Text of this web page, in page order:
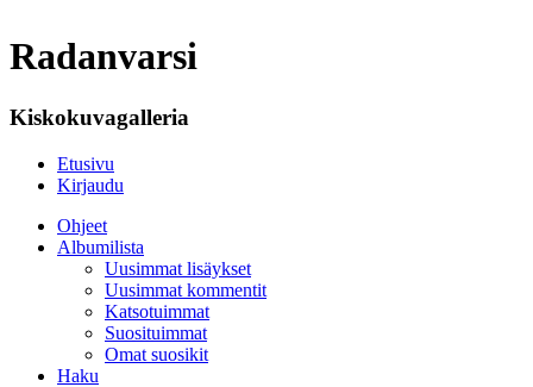
Radanvarsi
Kiskokuvagalleria
Etusivu
Kirjaudu
Ohjeet
Albumilista
Uusimmat lisäykset
Uusimmat kommentit
Katsotuimmat
Suosituimmat
Omat suosikit
Haku